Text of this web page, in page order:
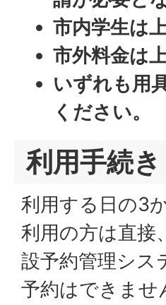
市内学生は
市外料金は
いずれも用
ください。
利用手続き
利用する日の3
利用の方は直接
設予約管理シス
予約はできませ